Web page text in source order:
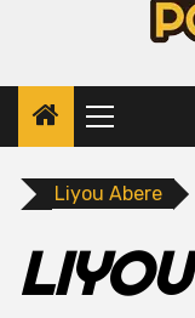
Primary
Menu
Liyou Abere